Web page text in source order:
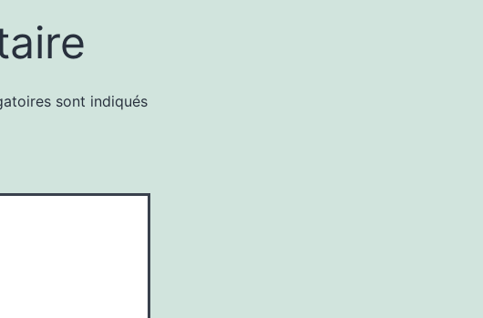
sont indiqués